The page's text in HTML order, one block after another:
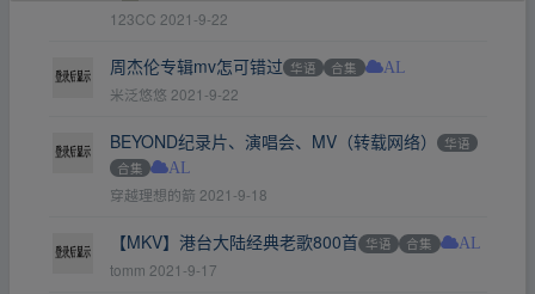
123CC 2021-9-22
周杰伦专辑mv怎可错过 华语 合集 AL
米泛悠悠 2021-9-22
BEYOND纪录片、演唱会、MV（转载网络）
华语
合集
AL
穿越理想的箭 2021-9-18
【MKV】港台大陆经典老歌800首 华语 合集 AL
tomm 2021-9-17